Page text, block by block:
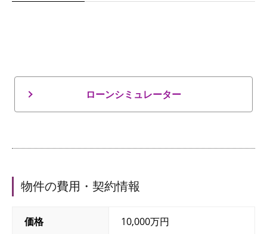
ローンシミュレーター
物件の費用・契約情報
価格 10,000万円